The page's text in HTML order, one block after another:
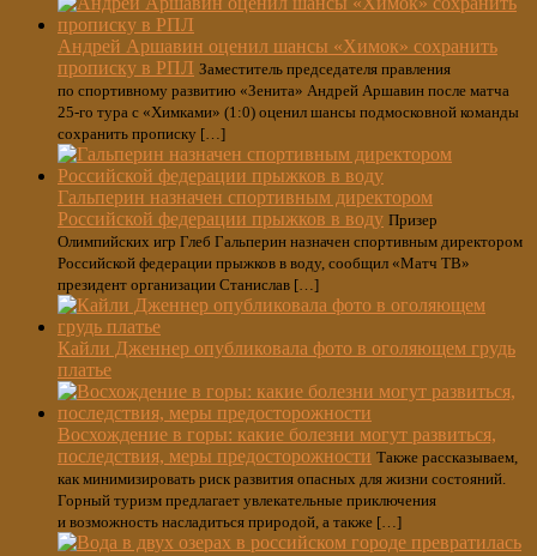
Андрей Аршавин оценил шансы «Химок» сохранить
прописку в РПЛ Заместитель председателя правления
по спортивному развитию «Зенита» Андрей Аршавин после матча
25-го тура с «Химками» (1:0) оценил шансы подмосковной команды
сохранить прописку […]
Гальперин назначен спортивным директором
Российской федерации прыжков в воду Призер
Олимпийских игр Глеб Гальперин назначен спортивным директором
Российской федерации прыжков в воду, сообщил «Матч ТВ»
президент организации Станислав […]
Кайли Дженнер опубликовала фото в оголяющем грудь
платье
Восхождение в горы: какие болезни могут развиться,
последствия, меры предосторожности Также рассказываем,
как минимизировать риск развития опасных для жизни состояний.
Горный туризм предлагает увлекательные приключения
и возможность насладиться природой, а также […]